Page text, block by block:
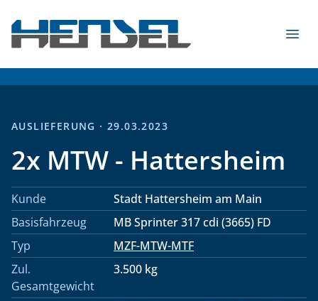
HENSEL Fahrzeugbau GmbH & Co. KG - 2026
AUSLIEFERUNG · 29.03.2023
2x MTW - Hattersheim
Kunde
Stadt Hattersheim am Main
Basisfahrzeug
MB Sprinter 317 cdi (3665) FD
Typ
MZF-MTW-MTF
Zul.
Gesamtgewicht
3.500 kg